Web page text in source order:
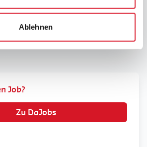
Ablehnen
Kanäle durchgeführt wurden:
Netzwerke oder WhatsApp.
Job?
Zu DaJobs